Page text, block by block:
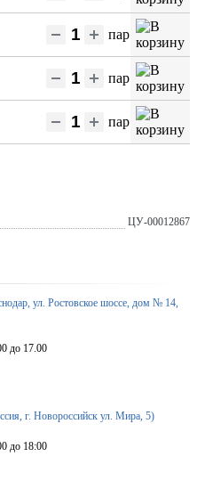
пар
пар
пар
ЦУ-00012867
ул. Ростовское шоссе, дом № 14,
до 17.00
г. Новороссийск ул. Мира, 5)
до 18:00